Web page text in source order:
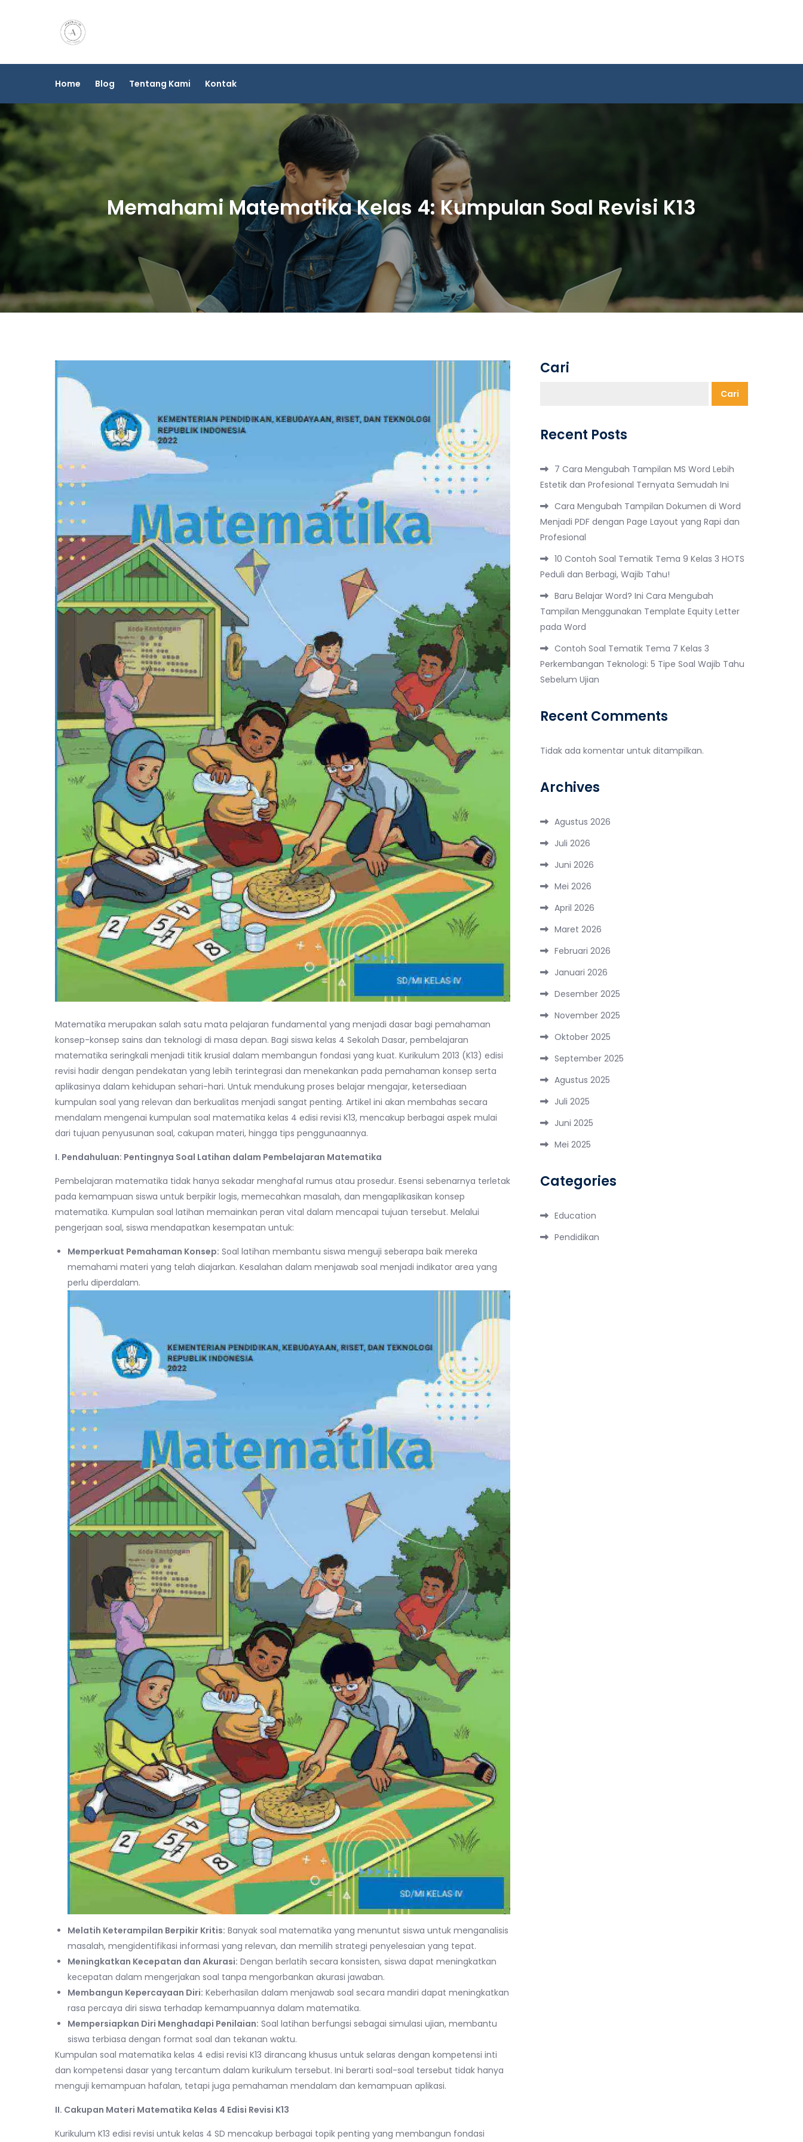
Home Blog Tentang Kami Kontak
Memahami Matematika Kelas 4: Kumpulan Soal Revisi K13
Matematika merupakan salah satu mata pelajaran fundamental yang menjadi dasar bagi pemahaman
konsep-konsep sains dan teknologi di masa depan. Bagi siswa kelas 4 Sekolah Dasar, pembelajaran
matematika seringkali menjadi titik krusial dalam membangun fondasi yang kuat. Kurikulum 2013 (K13) edisi
revisi hadir dengan pendekatan yang lebih terintegrasi dan menekankan pada pemahaman konsep serta
aplikasinya dalam kehidupan sehari-hari. Untuk mendukung proses belajar mengajar, ketersediaan
kumpulan soal yang relevan dan berkualitas menjadi sangat penting. Artikel ini akan membahas secara
mendalam mengenai kumpulan soal matematika kelas 4 edisi revisi K13, mencakup berbagai aspek mulai
dari tujuan penyusunan soal, cakupan materi, hingga tips penggunaannya.
I. Pendahuluan: Pentingnya Soal Latihan dalam Pembelajaran Matematika
Pembelajaran matematika tidak hanya sekadar menghafal rumus atau prosedur. Esensi sebenarnya terletak
pada kemampuan siswa untuk berpikir logis, memecahkan masalah, dan mengaplikasikan konsep
matematika. Kumpulan soal latihan memainkan peran vital dalam mencapai tujuan tersebut. Melalui
pengerjaan soal, siswa mendapatkan kesempatan untuk:
Memperkuat Pemahaman Konsep: Soal latihan membantu siswa menguji seberapa baik mereka
memahami materi yang telah diajarkan. Kesalahan dalam menjawab soal menjadi indikator area yang
perlu diperdalam.
Melatih Keterampilan Berpikir Kritis: Banyak soal matematika yang menuntut siswa untuk menganalisis
masalah, mengidentifikasi informasi yang relevan, dan memilih strategi penyelesaian yang tepat.
Meningkatkan Kecepatan dan Akurasi: Dengan berlatih secara konsisten, siswa dapat meningkatkan
kecepatan dalam mengerjakan soal tanpa mengorbankan akurasi jawaban.
Membangun Kepercayaan Diri: Keberhasilan dalam menjawab soal secara mandiri dapat meningkatkan
rasa percaya diri siswa terhadap kemampuannya dalam matematika.
Mempersiapkan Diri Menghadapi Penilaian: Soal latihan berfungsi sebagai simulasi ujian, membantu
siswa terbiasa dengan format soal dan tekanan waktu.
Kumpulan soal matematika kelas 4 edisi revisi K13 dirancang khusus untuk selaras dengan kompetensi inti
dan kompetensi dasar yang tercantum dalam kurikulum tersebut. Ini berarti soal-soal tersebut tidak hanya
menguji kemampuan hafalan, tetapi juga pemahaman mendalam dan kemampuan aplikasi.
II. Cakupan Materi Matematika Kelas 4 Edisi Revisi K13
Kurikulum K13 edisi revisi untuk kelas 4 SD mencakup berbagai topik penting yang membangun fondasi
Cari
Cari
Recent Posts
7 Cara Mengubah Tampilan MS Word Lebih
Estetik dan Profesional Ternyata Semudah Ini
Cara Mengubah Tampilan Dokumen di Word
Menjadi PDF dengan Page Layout yang Rapi dan
Profesional
10 Contoh Soal Tematik Tema 9 Kelas 3 HOTS
Peduli dan Berbagi, Wajib Tahu!
Baru Belajar Word? Ini Cara Mengubah
Tampilan Menggunakan Template Equity Letter
pada Word
Contoh Soal Tematik Tema 7 Kelas 3
Perkembangan Teknologi: 5 Tipe Soal Wajib Tahu
Sebelum Ujian
Recent Comments
Tidak ada komentar untuk ditampilkan.
Archives
Agustus 2026
Juli 2026
Juni 2026
Mei 2026
April 2026
Maret 2026
Februari 2026
Januari 2026
Desember 2025
November 2025
Oktober 2025
September 2025
Agustus 2025
Juli 2025
Juni 2025
Mei 2025
Categories
Education
Pendidikan